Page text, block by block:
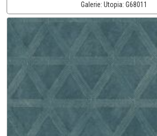
Galerie: Utopia: G68011